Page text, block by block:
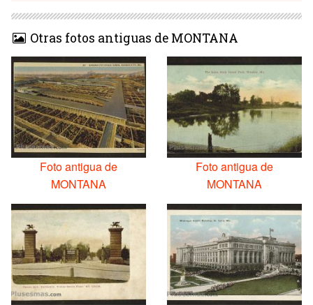
Otras fotos antiguas de MONTANA
Foto antigua de
MONTANA
Foto antigua de
MONTANA